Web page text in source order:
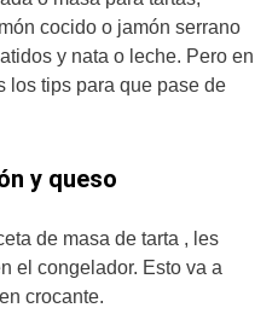
cocido o jamón serrano
y nata o leche. Pero en
los tips para que pase de
y queso
de masa de tarta , les
el congelador. Esto va a
crocante.